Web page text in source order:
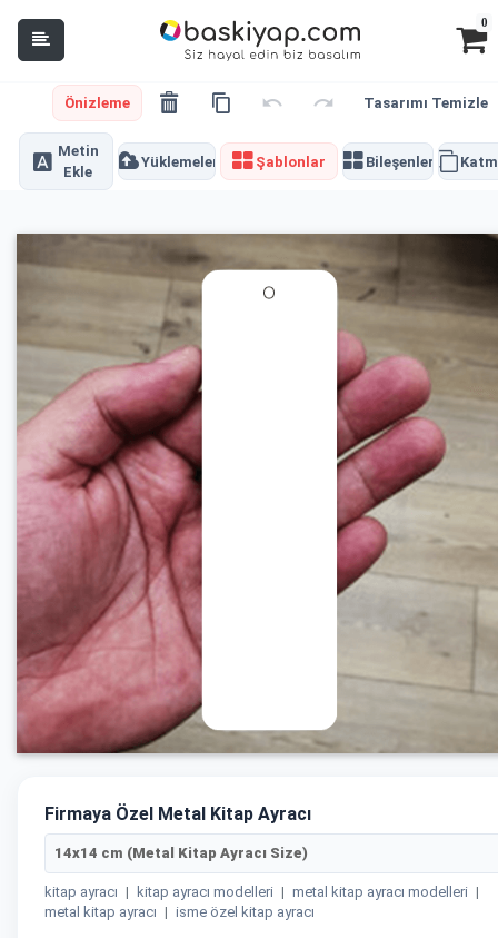
0
Önizleme Tasarımı Temizle
Metin
Ekle
Yüklemeler Şablonlar Bileşenler
Firmaya Özel Metal Kitap Ayracı
14x14 cm (Metal Kitap Ayracı Size)
kitap ayracı | kitap ayracı modelleri | metal kitap ayracı modelleri |
metal kitap ayracı | isme özel kitap ayracı